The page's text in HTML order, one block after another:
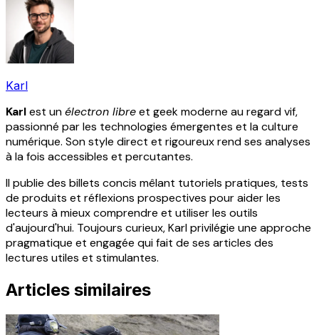
Karl
Karlest unélectron libreet geek moderne au regard vif,
passionné par les technologies émergentes et la culture
numérique. Son style direct et rigoureux rend ses analyses
à la fois accessibles et percutantes.
Il publie des billets concis mêlant tutoriels pratiques, tests
de produits et réflexions prospectives pour aider les
lecteurs à mieux comprendre et utiliser les outils
d'aujourd'hui. Toujours curieux, Karl privilégie une approche
pragmatique et engagée qui fait de ses articles des
lectures utiles et stimulantes.
Articles similaires